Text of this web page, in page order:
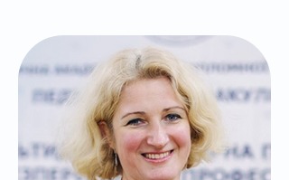
спеціальностей. Голова правління ГО
“Батьки за вакцинацію”. Член
правління Всеукраїнської асоціації
дитячої імунології
Регалії >>>